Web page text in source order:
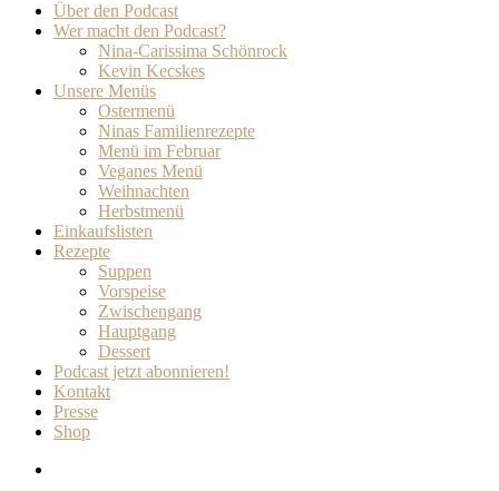
Über den Podcast
Wer macht den Podcast?
Nina-Carissima Schönrock
Kevin Kecskes
Unsere Menüs
Ostermenü
Ninas Familienrezepte
Menü im Februar
Veganes Menü
Weihnachten
Herbstmenü
Einkaufslisten
Rezepte
Suppen
Vorspeise
Zwischengang
Hauptgang
Dessert
Podcast jetzt abonnieren!
Kontakt
Presse
Shop